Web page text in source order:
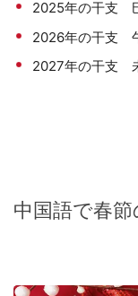
2025年の干支
2026年の干支
2027年の干支
中国語で春